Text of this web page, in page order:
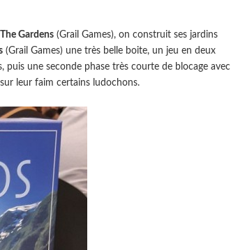
The Gardens (Grail Games), on construit ses jardins
(Grail Games) une très belle boite, un jeu en deux
puis une seconde phase très courte de blocage avec
leur faim certains ludochons.